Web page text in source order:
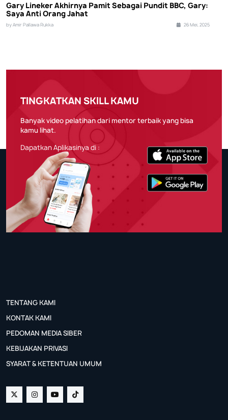
Gary Lineker Akhirnya Pamit Sebagai Pundit BBC, Gary:
Saya Anti Orang Jahat
by Amir Pallawa Rukka 26 Mei, 2025
TINGKATKAN SKILL KAMU
Banyak video pelatihan dari mentor terbaik yang bisa
kamu lihat.
Dapatkan Aplikasinya di :
TENTANG KAMI
KONTAK KAMI
PEDOMAN MEDIA SIBER
KEBIJAKAN PRIVASI
SYARAT & KETENTUAN UMUM